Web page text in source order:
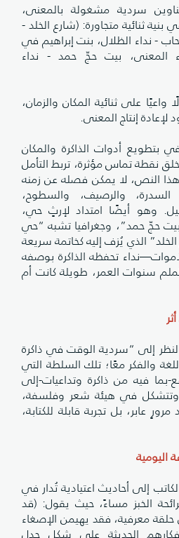
سردية مشغولة بالمعنى،
ثنائية متجاورة: (شارع الخلد -
- نداء الظلال، بنت إبراهيم في
المعنى، بيت حجّ حمد - نداء
على ثنائية المكان والزمان،
لإعادة إنتاج المعنى.
بتطويع أدوات الذاكرة والمكان
نقطة تماس مؤثرة، تربط التأمل
النص، لا يمكن فصله عن زمنه
والرصيف، والسطوح،
وهو أيضًا امتداد لإرثٍ حي،
حجّ حمد”، وجغرافيا تشبه “حي
الذي يُزف إليه كخاتمة سريعة
تحفظه الذاكرة بوصفه
سنوات العمر، طويلة كانت أم
إلى “سردية الوقت في ذاكرة
والفكر معًا؛ تلك السلطة التي
بما فيه من ذاكرة وتداعيات-إلى
وتتشكل في هيئة شعر وفلسفة،
عابر، بل تجربة قابلة للكتابة،
اليومية
إلى أحاديث اعتيادية تُدار في
الخبز مساءً، حيث يقول: (قد
حلقة معرفية، فقد يهيمن الإصغاء
الحديثة على شكل جدل